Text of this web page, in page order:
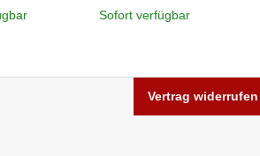
Sofort verfügbar
Vertrag widerrufen